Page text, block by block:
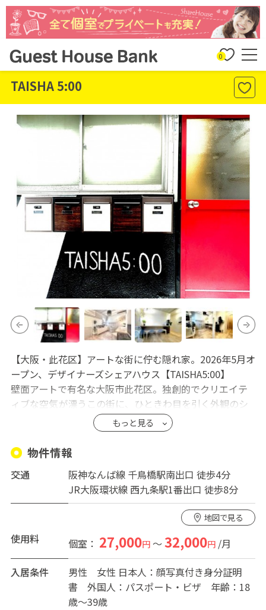
0
TAISHA 5:00
【大阪・此花区】アートな街に佇む隠れ家。2026年5月オ
ープン、デザイナーズシェアハウス【TAISHA5:00】
壁面アートで有名な大阪市此花区。独創的でクリエイテ
ィブな空気が漂うこの街に、ひときわ目を引く外観のシ
ェアハウス【TAISHA5:00】が2026年5月に新規オープン
します！ 外壁から内装に至るまで、デザイナーのこだわ
りが詰まったフルリノベーション物件。 全5室という贅沢
な少人数制で、プライベートを大切にしながら、おしゃ
れなシェアライフを楽しめます。
【TAISHA5:00】4つの魅力
1.街の空気をまとう独特な外観＆フルリノベーション
此花区の壁面アートカルチャーに溶け込む、黒・白・赤
のコントラストが印象的な外観デザイン。一歩中に入れ
ば、デザイナー監修による洗練された空間が広がりま
す。建物全体をフルリノベーションしているため、水回
りも含めて新築同様の清潔感です。
もっと見る
物件情報
交通
阪神なんば線 千鳥橋駅南出口 徒歩4分
JR大阪環状線 西九条駅1番出口 徒歩8分
地図で見る
使用料 個室： 27,000円～32,000円/月
入居条件
男性 女性 日本人：顔写真付き身分証明
書 外国人：パスポート・ビザ 年齢：18
歳～39歳